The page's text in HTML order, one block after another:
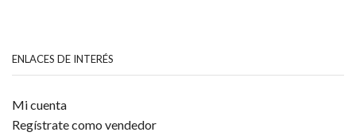
ENLACES DE INTERÉS
Mi cuenta
Regístrate como vendedor